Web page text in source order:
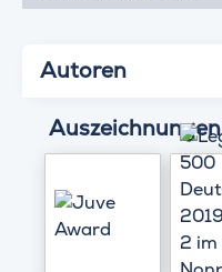
Autoren
Auszeichnungen